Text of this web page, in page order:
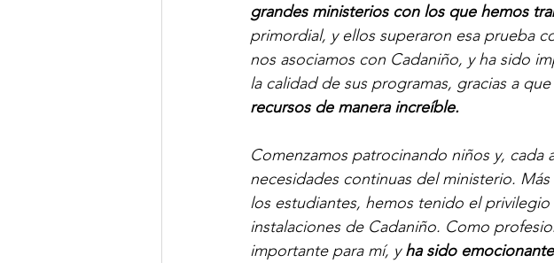
grandes ministerios con los que hemos
primordial, y ellos superaron esa prueba
nos asociamos con Cadaniño, y ha sido
la calidad de sus programas, gracias a
recursos de manera increíble.
Comenzamos patrocinando niños y,
necesidades continuas del ministerio.
los estudiantes, hemos tenido el
instalaciones de Cadaniño. Como
importante para mí, y ha sido